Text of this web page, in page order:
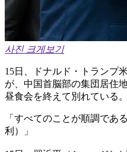
사진 크게보기
15日、ドナルド・トランプ
が、中国首脳部の集団居住
昼食会を終えて別れている
「すべてのことが順調であ
利）」